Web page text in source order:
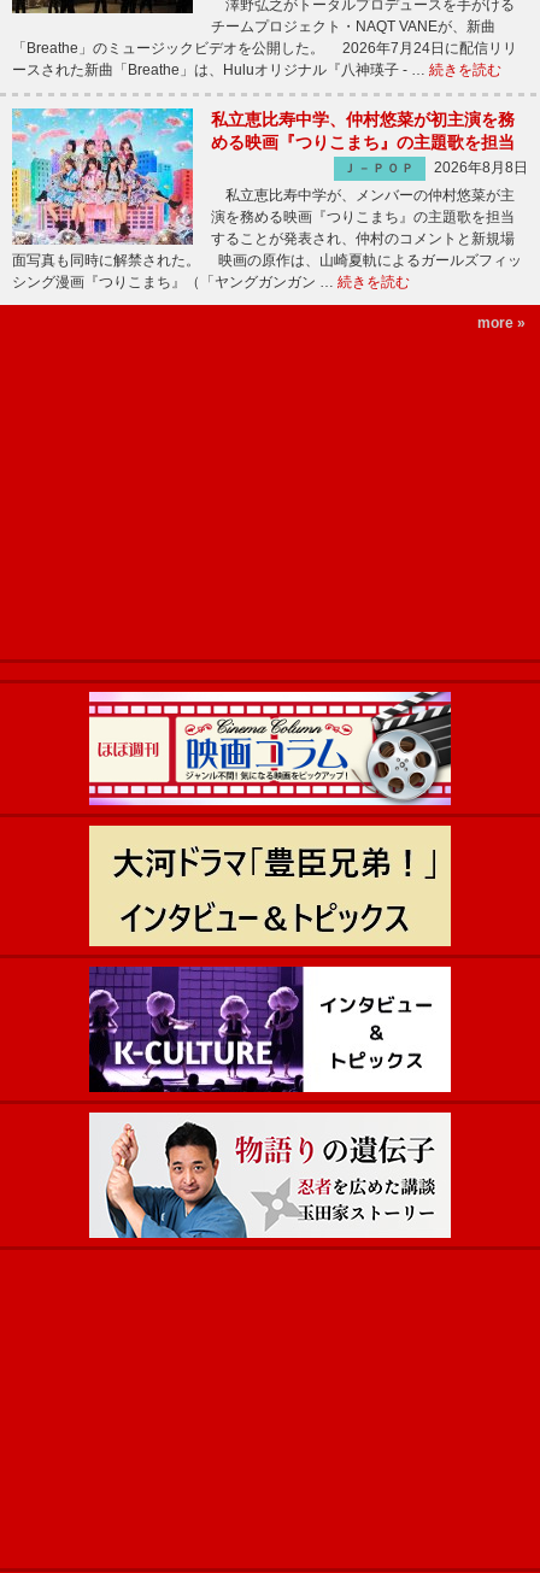
澤野弘之がトータルプロデュースを手がける
チームプロジェクト・NAQT VANEが、新曲
「Breathe」のミュージックビデオを公開した。 2026年7月24日に配信リリ
ースされた新曲「Breathe」は、Huluオリジナル『八神瑛子 - … 続きを読む
私立恵比寿中学、仲村悠菜が初主演を務
める映画『つりこまち』の主題歌を担当
Ｊ－ＰＯＰ
2026年8月8日
私立恵比寿中学が、メンバーの仲村悠菜が主
演を務める映画『つりこまち』の主題歌を担当
することが発表され、仲村のコメントと新規場
面写真も同時に解禁された。 映画の原作は、山崎夏軌によるガールズフィッ
シング漫画『つりこまち』（「ヤングガンガン … 続きを読む
more »